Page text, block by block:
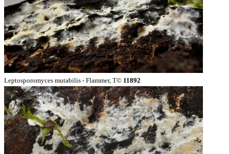
Leptosporomyces mutabilis - Flammer, T© 11892